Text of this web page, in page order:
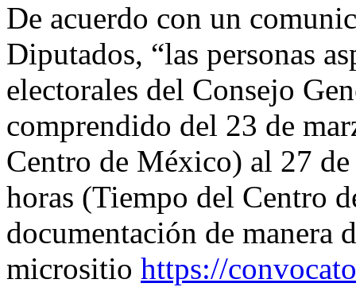
De acuerdo con un
Diputados, “las personas
electorales del Consejo
comprendido del 23 de
Centro de México) al 27
horas (Tiempo del Centro
documentación de manera
micrositio https://